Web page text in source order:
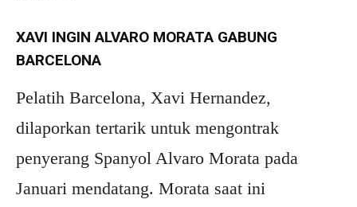
XAVI INGIN ALVARO MORATA GABUNG
BARCELONA
Pelatih Barcelona, Xavi Hernandez,
dilaporkan tertarik untuk mengontrak
penyerang Spanyol Alvaro Morata pada
Januari mendatang. Morata saat ini